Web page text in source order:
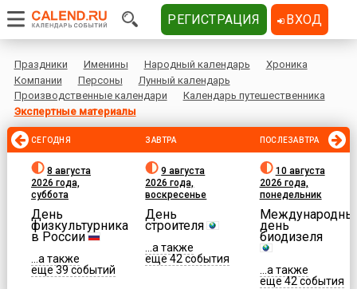
Праздники Именины Народный календарь
Хроника
Компании
Персоны
Лунный календарь
Производственные календари
Календарь путешественника
Экспертные материалы
СЕГОДНЯ
8 августа
2026 года,
суббота
День
физкультурника
в России
...а также
еще 39 событий
ЗАВТРА
9 августа
2026 года,
воскресенье
День
строителя
...а также
еще 42 события
ПОСЛЕЗАВТРА
10 августа
2026 года,
понедельник
день
биодизеля
...а также
еще 42 события
РЕГИСТРАЦИЯ ВХОД